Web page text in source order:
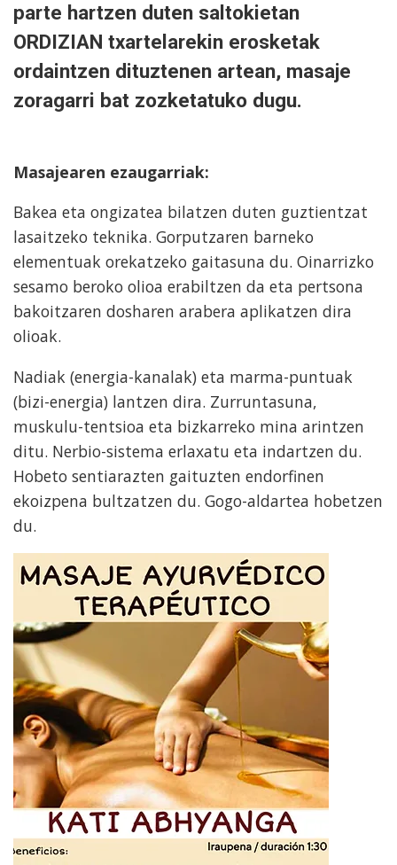
parte hartzen duten saltokietan
ORDIZIAN txartelarekin erosketak
ordaintzen dituztenen artean, masaje
zoragarri bat zozketatuko dugu.
Masajearen ezaugarriak:
Bakea eta ongizatea bilatzen duten guztientzat
lasaitzeko teknika. Gorputzaren barneko
elementuak orekatzeko gaitasuna du. Oinarrizko
sesamo beroko olioa erabiltzen da eta pertsona
bakoitzaren dosharen arabera aplikatzen dira
olioak.
Nadiak (energia-kanalak) eta marma-puntuak
(bizi-energia) lantzen dira. Zurruntasuna,
muskulu-tentsioa eta bizkarreko mina arintzen
ditu. Nerbio-sistema erlaxatu eta indartzen du.
Hobeto sentiarazten gaituzten endorfinen
ekoizpena bultzatzen du. Gogo-aldartea hobetzen
du.